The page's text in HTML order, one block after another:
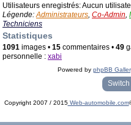
Utilisateurs enregistrés: Aucun
Légende:Administrateurs, Co-Admin,
Techniciens
Statistiques
1091 images • 15 commentaires • 49
personnelle : xabi
Powered by phpBB
« phpBB Gallery » - TraductionSwitch
Copyright 2007 / 2015Web-automobile.com